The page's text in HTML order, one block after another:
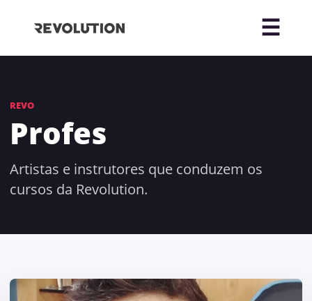
REVO
Profes
Artistas e instrutores que conduzem os
cursos da Revolution.